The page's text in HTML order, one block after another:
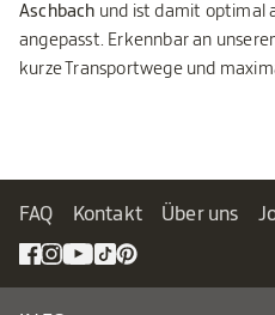
Aschbach und ist damit optimal
angepasst. Erkennbar an
kurze Transportwege und
FAQ Kontakt Über uns